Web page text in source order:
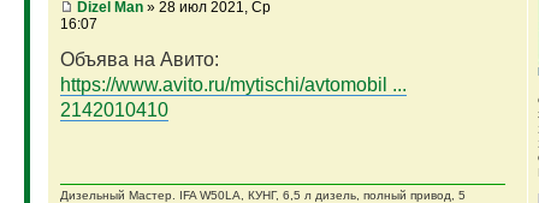
Dizel Man» 28 июл 2021, Ср
16:07
Объява на Авито:
https://www.avito.ru/mytischi/avtomobil ...
2142010410
Дизельный Мастер. IFA W50LA, КУНГ, 6,5 л дизель, полный привод, 5